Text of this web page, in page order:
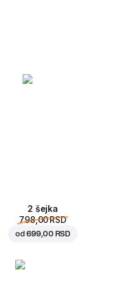
2 šejka
798,00 RSD
od699,00 RSD